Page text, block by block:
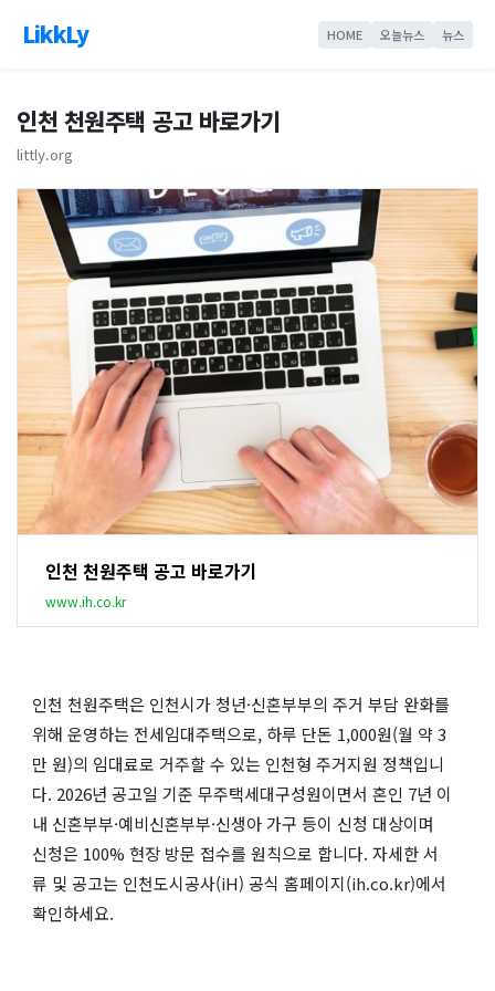
LikkLy HOME 오늘뉴스 뉴스
인천 천원주택 공고 바로가기
littly.org
인천 천원주택 공고 바로가기
www.ih.co.kr
인천 천원주택은 인천시가 청년·신혼부부의 주거 부담 완화를
위해 운영하는 전세임대주택으로, 하루 단돈 1,000원(월 약 3
만 원)의 임대료로 거주할 수 있는 인천형 주거지원 정책입니
다. 2026년 공고일 기준 무주택세대구성원이면서 혼인 7년 이
내 신혼부부·예비신혼부부·신생아 가구 등이 신청 대상이며
신청은 100% 현장 방문 접수를 원칙으로 합니다. 자세한 서
류 및 공고는 인천도시공사(iH) 공식 홈페이지(ih.co.kr)에서
확인하세요.